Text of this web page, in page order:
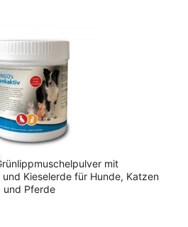
mit
Kieselerde für Hunde, Katzen
und Pferde